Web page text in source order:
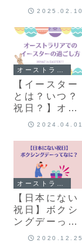
バレンタイン
事情
2025.02.10
【イースター
とは？いつ？
祝日？】オー
ストラリアで
お祝いしよう
2024.04.01
オーストラリア生活
【日本にない
祝日】ボクシ
ングデーって
なに？１年に
2020.12.25